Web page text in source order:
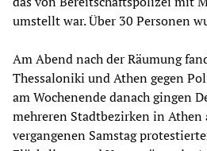
umstellt war. Über 30 Personen
Am Abend nach der Räumung
Thessaloniki und Athen gegen
am Wochenende danach gingen
mehreren Stadtbezirken in Athen
vergangenen Samstag